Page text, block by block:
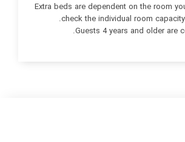
Extra beds are dependent on the room
check the individual room
Guests 4 years and older are